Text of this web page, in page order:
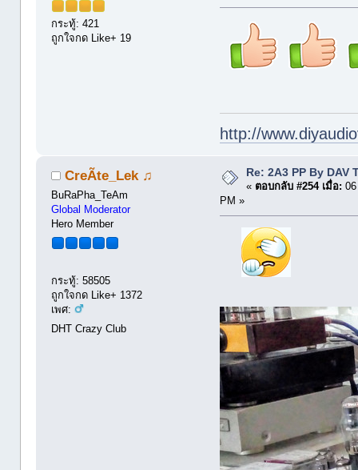
กระทู้: 421
ถูกใจกด Like+ 19
http://
CreÃte_Lek ♫
BuRaPha_TeAm
Global Moderator
Hero Member
กระทู้: 58505
ถูกใจกด Like+ 1372
เพศ:
DHT Crazy Club
Re: 2A3 PP By DAV
« ตอบกลับ #254 เมื่อ:
PM »